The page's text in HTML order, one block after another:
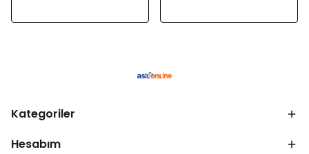
Kategoriler
Hesabım